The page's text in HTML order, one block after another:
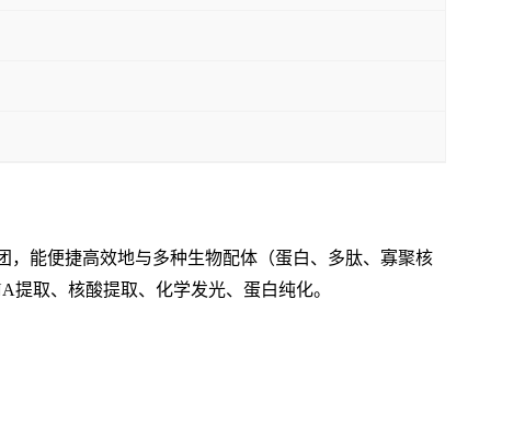
能便捷高效地与多种生物配体（蛋白、多肽、寡聚核
取、核酸提取、化学发光、蛋白纯化。